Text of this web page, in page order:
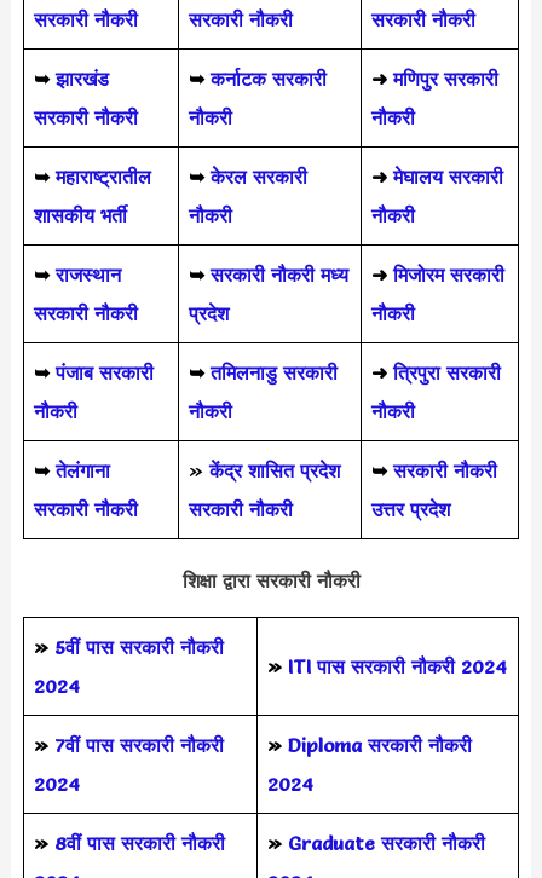
सरकारी नौकरी
सरकारी नौकरी
सरकारी नौकरी
➥ झारखंड
सरकारी नौकरी
➥ कर्नाटक सरकारी
नौकरी
➜ मणिपुर सरकारी
नौकरी
➥ महाराष्ट्रातील
शासकीय भर्ती
➥ केरल सरकारी
नौकरी
➜ मेघालय सरकारी
नौकरी
➥ राजस्थान
सरकारी नौकरी
➥सरकारी नौकरी मध्य
प्रदेश
➜मिजोरम सरकारी
नौकरी
➥ पंजाब सरकारी
नौकरी
➥ तमिलनाडु सरकारी
नौकरी
➜ त्रिपुरा सरकारी
नौकरी
➥तेलंगाना
सरकारी नौकरी
»केंद्र शासित प्रदेश
सरकारी नौकरी
➥ सरकारी नौकरी
उत्तर प्रदेश
शिक्षा द्वारा सरकारी नौकरी
» 5वीं पास सरकारी नौकरी
2024
» ITI पास सरकारी नौकरी 2024
» 7वीं पास सरकारी नौकरी
2024
» Diploma सरकारी नौकरी
2024
» 8वीं पास सरकारी नौकरी
» Graduate सरकारी नौकरी